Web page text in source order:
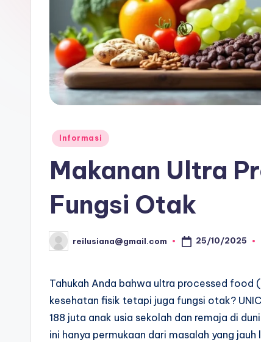
Posted
Informasi
Makanan Ultra
Fungsi Otak
Posted
by
reilusiana@gmail.com 25/10/2025
Tahukah Anda bahwa ultra processed food
kesehatan fisik tetapi juga fungsi otak?
188 juta anak usia sekolah dan remaja di
ini hanya permukaan dari masalah yang jauh